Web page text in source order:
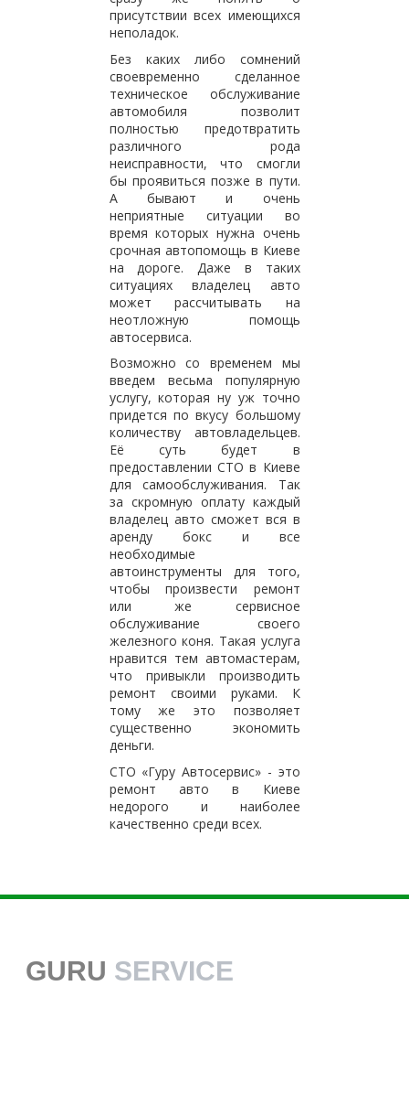
присутствии всех имеющихся
неполадок.
Без каких либо сомнений
своевременно сделанное
техническое обслуживание
автомобиля позволит
полностью предотвратить
различного рода
неисправности, что смогли
бы проявиться позже в пути.
А бывают и очень
неприятные ситуации во
время которых нужна очень
срочная автопомощь в Киеве
на дороге. Даже в таких
ситуациях владелец авто
может рассчитывать на
неотложную помощь
автосервиса.
Возможно со временем мы
введем весьма популярную
услугу, которая ну уж точно
придется по вкусу большому
количеству автовладельцев.
Её суть будет в
предоставлении СТО в Киеве
для самообслуживания. Так
за скромную оплату каждый
владелец авто сможет вся в
аренду бокс и все
необходимые
автоинструменты для того,
чтобы произвести ремонт
или же сервисное
обслуживание своего
железного коня. Такая услуга
нравится тем автомастерам,
что привыкли производить
ремонт своими руками. К
тому же это позволяет
существенно экономить
деньги.
СТО «Гуру Автосервис» - это
ремонт авто в Киеве
недорого и наиболее
качественно среди всех.
GURU SERVICE